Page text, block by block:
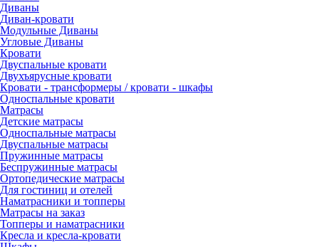
Диваны
Диван-кровати
Модульные Диваны
Угловые Диваны
Кровати
Двуспальные кровати
Двухъярусные кровати
Кровати - трансформеры / кровати - шкафы
Односпальные кровати
Матрасы
Детские матрасы
Односпальные матрасы
Двуспальные матрасы
Пружинные матрасы
Беспружинные матрасы
Ортопедические матрасы
Для гостиниц и отелей
Наматрасники и топперы
Матрасы на заказ
Топперы и наматрасники
Кресла и кресла-кровати